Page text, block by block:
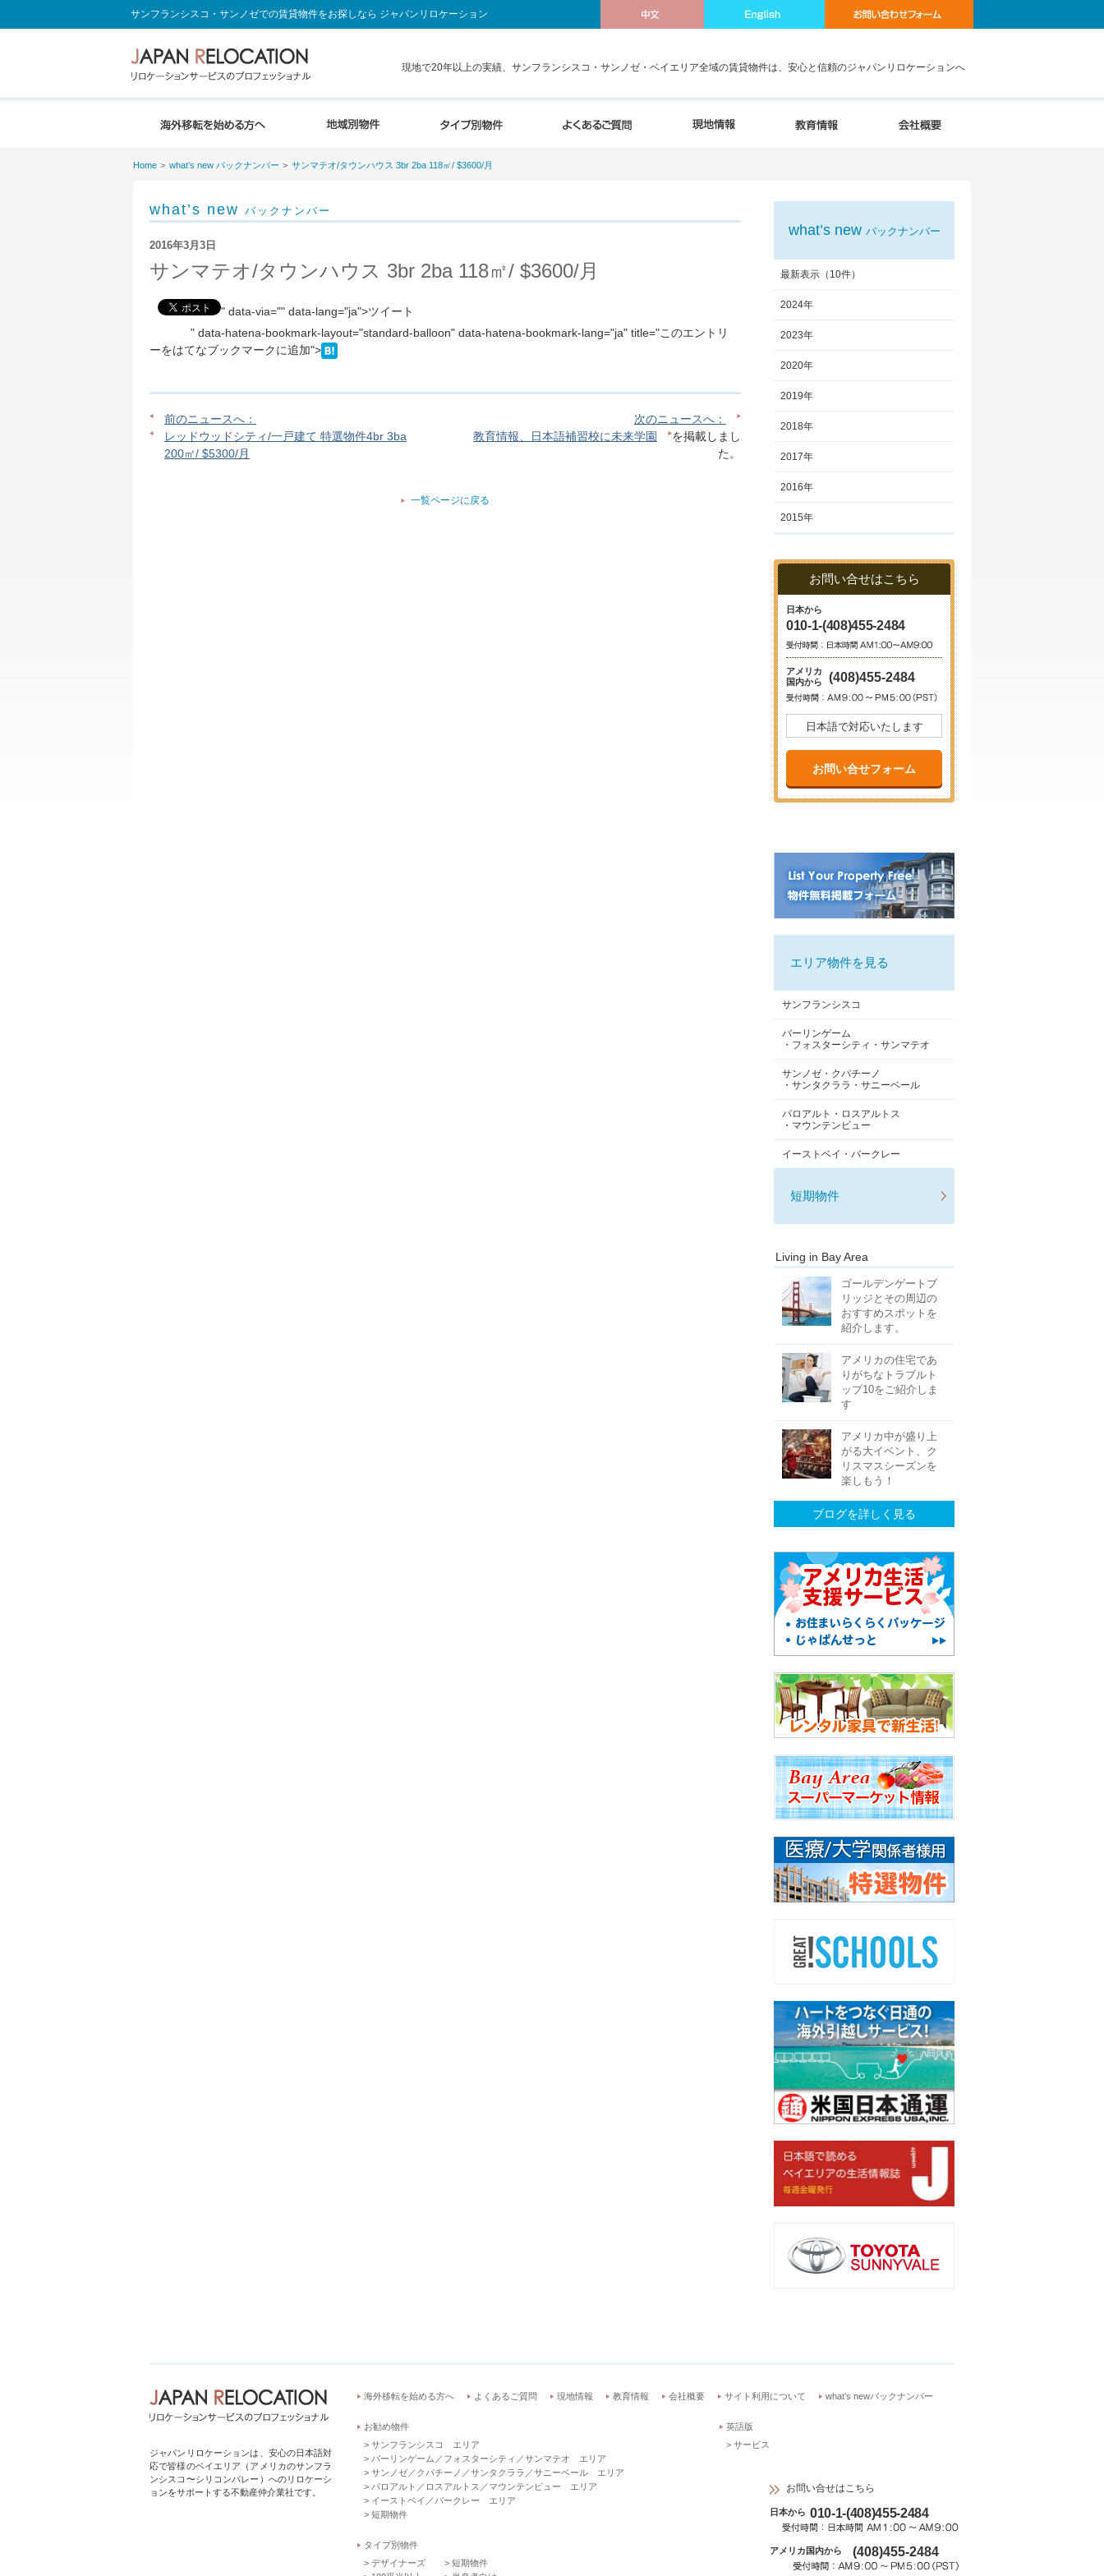
サンフランシスコ・サンノゼでの賃貸物件をお探しなら ジャパンリロケーション
現地で20年以上の実績、サンフランシスコ・サンノゼ・ベイエリア全域の賃貸物件は、安心と信頼のジャパンリロケーションへ
Home what’s new バックナンバー サンマテオ/タウンハウス 3br 2ba 118㎡/ $3600/月
what’s new バックナンバー
2016年3月3日
サンマテオ/タウンハウス 3br 2ba 118㎡/ $3600/月
" data-via="" data-lang="ja">ツイート
" data-hatena-bookmark-layout="standard-balloon" data-hatena-bookmark-lang="ja" title="このエントリ
ーをはてなブックマークに追加">
前のニュースへ：
レッドウッドシティ/一戸建て 特選物件4br 3ba
200㎡/ $5300/月
次のニュースへ：
教育情報、日本語補習校に未来学園
を掲載しまし
た。
一覧ページに戻る
what’s new バックナンバー
最新表示（10件）
2024年
2023年
2020年
2019年
2018年
2017年
2016年
2015年
お問い合せはこちら
日本から
010-1-(408)455-2484
アメリカ
国内から
(408)455-2484
日本語で対応いたします
お問い合せフォーム
エリア物件を見る
サンフランシスコ
バーリンゲーム
・フォスターシティ・サンマテオ
サンノゼ・クパチーノ
・サンタクララ・サニーベール
パロアルト・ロスアルトス
・マウンテンビュー
イーストベイ・バークレー
短期物件
Living in Bay Area
ゴールデンゲートブ
リッジとその周辺の
おすすめスポットを
紹介します。
アメリカの住宅であ
りがちなトラブルト
ップ10をご紹介しま
す
アメリカ中が盛り上
がる大イベント、ク
リスマスシーズンを
楽しもう！
ブログを詳しく見る
ジャパンリロケーションは、安心の日本語対
応で皆様のベイエリア（アメリカのサンフラ
ンシスコ〜シリコンバレー）へのリロケーシ
ョンをサポートする不動産仲介業社です。
海外移転を始める方へ よくあるご質問 現地情報 教育情報 会社概要 サイト利用について what’s newバックナンバー
お勧め物件
サンフランシスコ エリア
バーリンゲーム／フォスターシティ／サンマテオ エリア
サンノゼ／クパチーノ／サンタクララ／サニーベール エリア
パロアルト／ロスアルトス／マウンテンビュー エリア
イーストベイ／バークレー エリア
短期物件
タイプ別物件
デザイナーズ
短期物件
英語版
サービス
お問い合せはこちら
日本から 010-1-(408)455-2484
アメリカ国内から (408)455-2484